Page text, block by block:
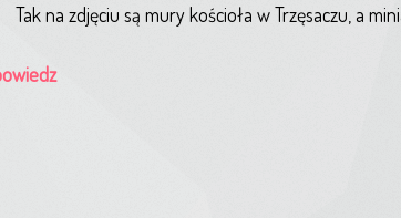
Tak na zdjęciu są mury kościoła w Trzęsaczu, a